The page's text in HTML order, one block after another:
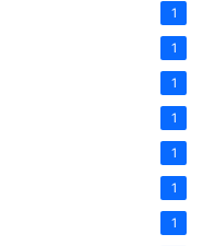
1
1
1
1
1
1
1